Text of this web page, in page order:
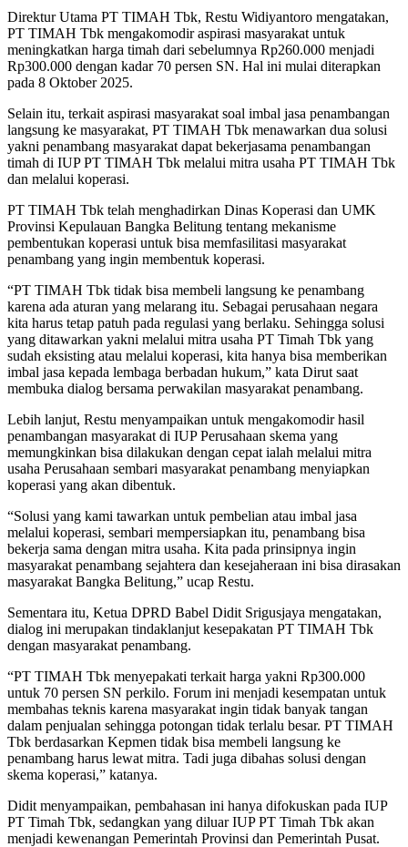
Direktur Utama PT TIMAH Tbk, Restu Widiyantoro mengatakan,
PT TIMAH Tbk mengakomodir aspirasi masyarakat untuk
meningkatkan harga timah dari sebelumnya Rp260.000 menjadi
Rp300.000 dengan kadar 70 persen SN. Hal ini mulai diterapkan
pada 8 Oktober 2025.
Selain itu, terkait aspirasi masyarakat soal imbal jasa penambangan
langsung ke masyarakat, PT TIMAH Tbk menawarkan dua solusi
yakni penambang masyarakat dapat bekerjasama penambangan
timah di IUP PT TIMAH Tbk melalui mitra usaha PT TIMAH Tbk
dan melalui koperasi.
PT TIMAH Tbk telah menghadirkan Dinas Koperasi dan UMK
Provinsi Kepulauan Bangka Belitung tentang mekanisme
pembentukan koperasi untuk bisa memfasilitasi masyarakat
penambang yang ingin membentuk koperasi.
“PT TIMAH Tbk tidak bisa membeli langsung ke penambang
karena ada aturan yang melarang itu. Sebagai perusahaan negara
kita harus tetap patuh pada regulasi yang berlaku. Sehingga solusi
yang ditawarkan yakni melalui mitra usaha PT Timah Tbk yang
sudah eksisting atau melalui koperasi, kita hanya bisa memberikan
imbal jasa kepada lembaga berbadan hukum,” kata Dirut saat
membuka dialog bersama perwakilan masyarakat penambang.
Lebih lanjut, Restu menyampaikan untuk mengakomodir hasil
penambangan masyarakat di IUP Perusahaan skema yang
memungkinkan bisa dilakukan dengan cepat ialah melalui mitra
usaha Perusahaan sembari masyarakat penambang menyiapkan
koperasi yang akan dibentuk.
“Solusi yang kami tawarkan untuk pembelian atau imbal jasa
melalui koperasi, sembari mempersiapkan itu, penambang bisa
bekerja sama dengan mitra usaha. Kita pada prinsipnya ingin
masyarakat penambang sejahtera dan kesejaheraan ini bisa dirasakan
masyarakat Bangka Belitung,” ucap Restu.
Sementara itu, Ketua DPRD Babel Didit Srigusjaya mengatakan,
dialog ini merupakan tindaklanjut kesepakatan PT TIMAH Tbk
dengan masyarakat penambang.
“PT TIMAH Tbk menyepakati terkait harga yakni Rp300.000
untuk 70 persen SN perkilo. Forum ini menjadi kesempatan untuk
membahas teknis karena masyarakat ingin tidak banyak tangan
dalam penjualan sehingga potongan tidak terlalu besar. PT TIMAH
Tbk berdasarkan Kepmen tidak bisa membeli langsung ke
penambang harus lewat mitra. Tadi juga dibahas solusi dengan
skema koperasi,” katanya.
Didit menyampaikan, pembahasan ini hanya difokuskan pada IUP
PT Timah Tbk, sedangkan yang diluar IUP PT Timah Tbk akan
menjadi kewenangan Pemerintah Provinsi dan Pemerintah Pusat.